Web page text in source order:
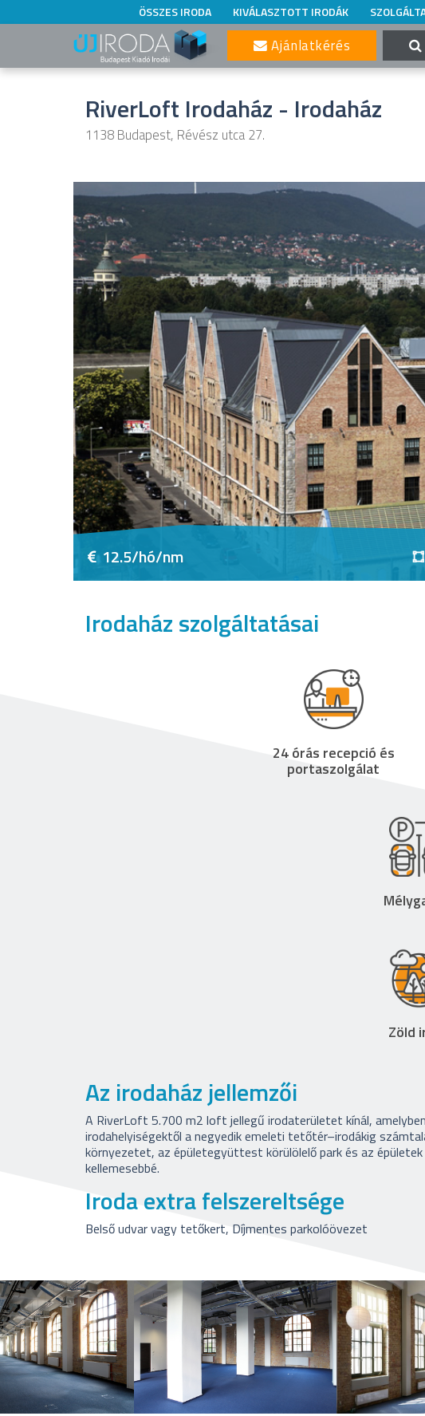
ÖSSZES IRODA KIVÁLASZTOTT IRODÁK
Ajánlatkérés
RiverLoft Irodaház - Irodaház
1138 Budapest, Révész utca 27.
12.5/hó/nm
Irodaház szolgáltatásai
24 órás recepció és
portaszolgálat
Zöld
Az irodaház jellemzői
A RiverLoft 5.700 m2 loft jellegű irodaterületet kínál,
irodahelyiségektől a negyedik emeleti tetőtér–irodákig
környezetet, az épületegyüttest körülölelő park és az
kellemesebbé.
Iroda extra felszereltsége
Belső udvar vagy tetőkert, Díjmentes parkolóövezet